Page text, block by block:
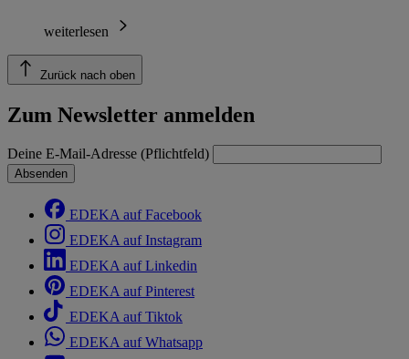
weiterlesen
Zurück nach oben
Zum Newsletter anmelden
Deine E-Mail-Adresse (Pflichtfeld)
Absenden
EDEKA auf Facebook
EDEKA auf Instagram
EDEKA auf Linkedin
EDEKA auf Pinterest
EDEKA auf Tiktok
EDEKA auf Whatsapp